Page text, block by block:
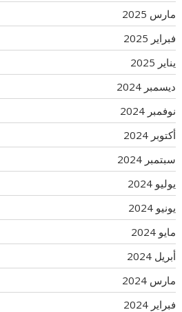
مارس 2025
فبراير 2025
يناير 2025
ديسمبر 2024
نوفمبر 2024
أكتوبر 2024
سبتمبر 2024
يوليو 2024
يونيو 2024
مايو 2024
أبريل 2024
مارس 2024
فبراير 2024